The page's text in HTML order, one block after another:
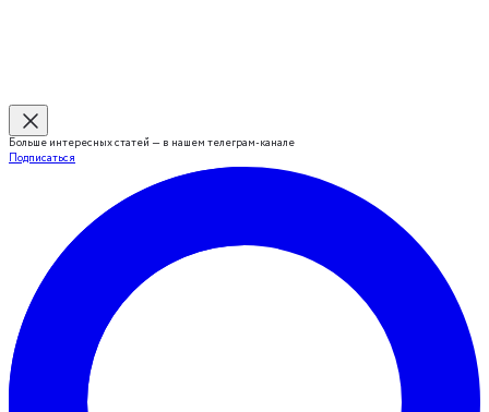
Больше интересных статей — в нашем телеграм-канале
Подписаться